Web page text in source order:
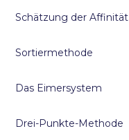
Schätzung der Affinität
Sortiermethode
Das Eimersystem
Drei-Punkte-Methode